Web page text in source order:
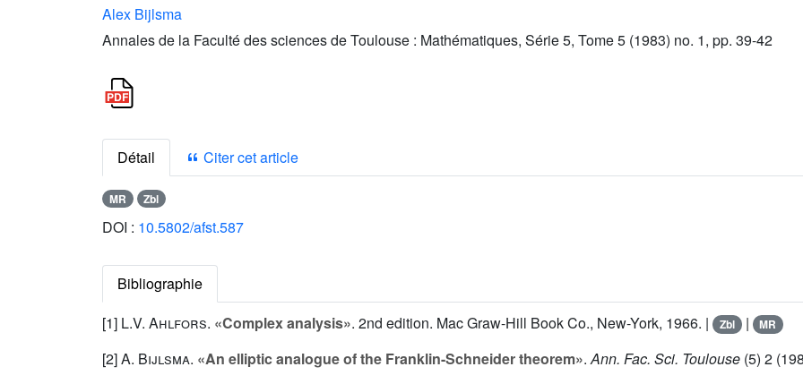
Alex Bijlsma
Annales de la Faculté des sciences de Toulouse : Mathématiques, Série 5, Tome 5 (1983) no. 1, pp. 39-42
Détail Citer cet article
MR Zbl
DOI : 10.5802/afst.587
Bibliographie
[1] L.V. Ahlfors. «Complex analysis». 2nd edition. Mac Graw-Hill Book Co., New-York, 1966. | Zbl | MR
[2]A. Bijlsma. «An elliptic analogue of the Franklin-Schneider theorem».Ann. Fac. Sci. Toulouse (5) 2